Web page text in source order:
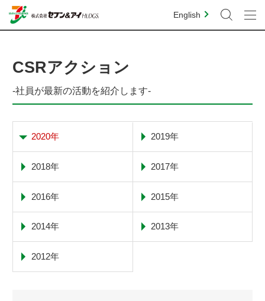
English
CSRアクション
-社員が最新の活動を紹介します-
2020年 2019年
2018年 2017年
2016年 2015年
2014年 2013年
2012年